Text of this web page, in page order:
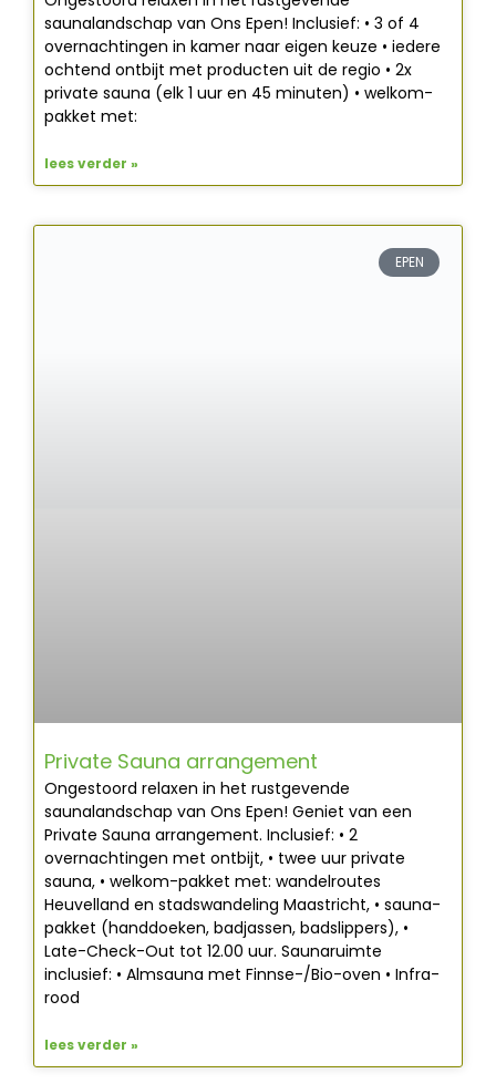
saunalandschap van Ons Epen! Inclusief: • 3 of 4
overnachtingen in kamer naar eigen keuze • iedere
ochtend ontbijt met producten uit de regio • 2x
private sauna (elk 1 uur en 45 minuten) • welkom-
pakket met:
lees verder »
EPEN
Private Sauna arrangement
Ongestoord relaxen in het rustgevende
saunalandschap van Ons Epen! Geniet van een
Private Sauna arrangement. Inclusief: • 2
overnachtingen met ontbijt, • twee uur private
sauna, • welkom-pakket met: wandelroutes
Heuvelland en stadswandeling Maastricht, • sauna-
pakket (handdoeken, badjassen, badslippers), •
Late-Check-Out tot 12.00 uur. Saunaruimte
inclusief: • Almsauna met Finnse-/Bio-oven • Infra-
rood
lees verder »